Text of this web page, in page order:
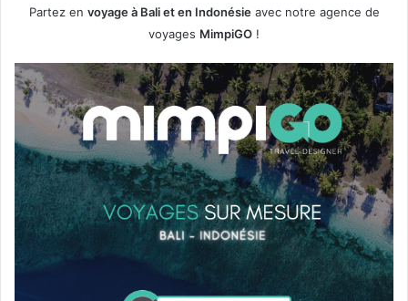
Partez en voyage à Bali et en Indonésieavec notre agence de
voyages MimpiGO !